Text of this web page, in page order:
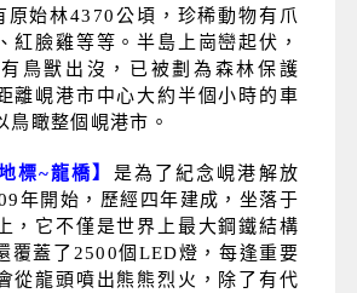
原始林4370公頃，珍稀動物有爪
紅臉雞等等。半島上崗巒起伏，
鳥獸出沒，已被劃為森林保護
離峴港市中心大約半個小時的車
鳥瞰整個峴港市。
標~龍橋】 是為了紀念峴港解放
年開始，歷經四年建成，坐落于
，它不僅是世界上最大鋼鐵結構
覆蓋了2500個LED燈，每逢重要
從龍頭噴出熊熊烈火，除了有代